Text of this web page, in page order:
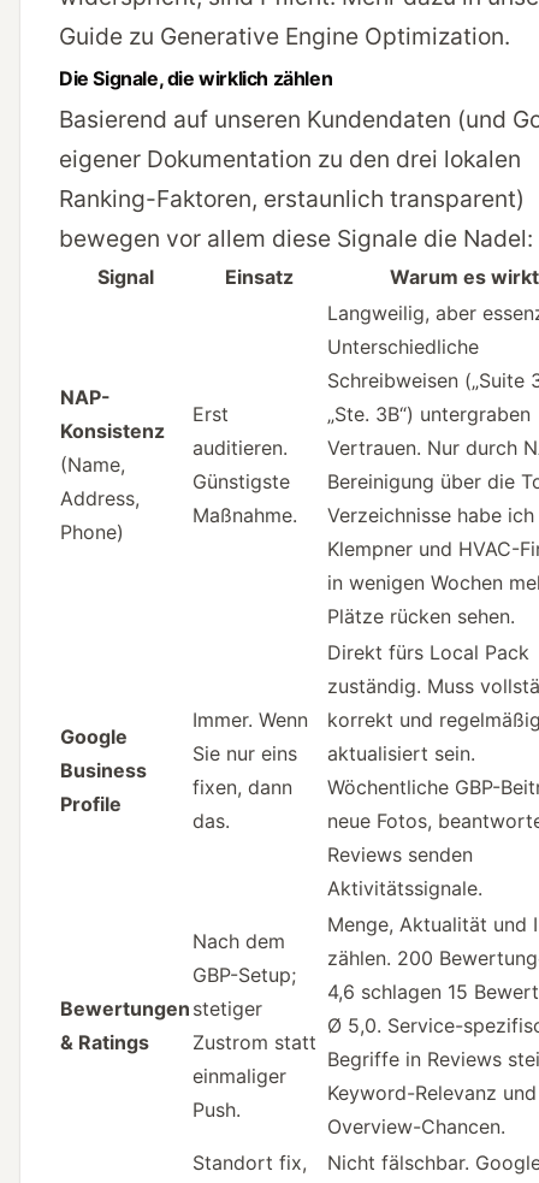
Guide zu Generative Engine Optimization.
Die Signale, die wirklich zählen
Basierend auf unseren Kundendaten (und
eigener Dokumentation zu den drei lokalen
Ranking-Faktoren, erstaunlich transparent)
bewegen vor allem diese Signale die Nadel:
Signal Einsatz Warum es wirkt
NAP-
Konsistenz
(Name,
Address,
Phone)
Erst
auditieren.
Günstigste
Maßnahme.
Langweilig, aber
Unterschiedliche
Schreibweisen („Suite
„Ste. 3B“) untergraben
Vertrauen. Nur durch
Bereinigung über die
Verzeichnisse habe ich
Klempner und HVAC-
in wenigen Wochen
Plätze rücken sehen.
Google
Business
Profile
Immer. Wenn
Sie nur eins
fixen, dann
das.
Direkt fürs Local Pack
zuständig. Muss
korrekt und
aktualisiert sein.
Wöchentliche GBP-
neue Fotos,
Reviews senden
Aktivitätssignale.
Bewertungen
& Ratings
Nach dem
GBP-Setup;
stetiger
Zustrom statt
einmaliger
Push.
Menge, Aktualität und
zählen. 200
4,6 schlagen 15
Ø 5,0. Service-
Begriffe in Reviews
Keyword-Relevanz
Overview-Chancen.
Standort fix,
Nicht fälschbar.